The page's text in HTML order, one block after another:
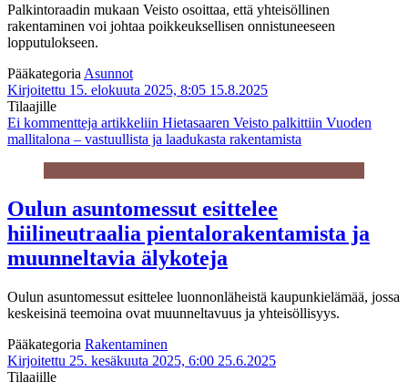
Palkintoraadin mukaan Veisto osoittaa, että yhteisöllinen
rakentaminen voi johtaa poikkeuksellisen onnistuneeseen
lopputulokseen.
Pääkategoria Asunnot
Kirjoitettu 15. elokuuta 2025, 8:05 15.8.2025
Tilaajille
Ei kommentteja artikkeliin Hietasaaren Veisto palkittiin Vuoden
mallitalona – vastuullista ja laadukasta rakentamista
Oulun asuntomessut esittelee
hiilineutraalia pientalorakentamista ja
muunneltavia älykoteja
Oulun asuntomessut esittelee luonnonläheistä kaupunkielämää, jossa
keskeisinä teemoina ovat muunneltavuus ja yhteisöllisyys.
Pääkategoria Rakentaminen
Kirjoitettu 25. kesäkuuta 2025, 6:00 25.6.2025
Tilaajille